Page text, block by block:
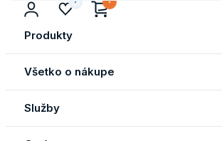
Produkty
Všetko o nákupe
Služby